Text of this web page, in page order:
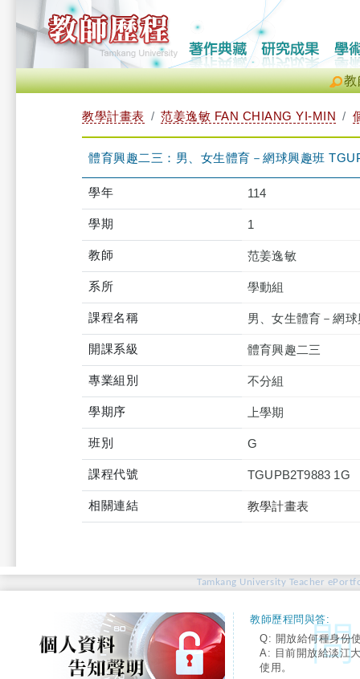
教
教學計畫表 范姜逸敏 FAN CHIANG YI-MIN
體育興趣二三：男、女生體育－網球興趣班
學年 114
學期 1
教師 范姜逸敏
系所 學動組
課程名稱 男、女生體育－網
開課系級 體育興趣二三
專業組別 不分組
學期序 上學期
班別 G
課程代號 TGUPB2T9883 1G
相關連結 教學計畫表
Tamkang University Teacher
教師歷程問與答:
Q: 開放給何種身份
A: 目前開放給淡江
使用。